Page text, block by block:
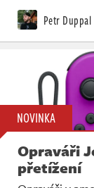
Petr Duppal
NOVINKA
Opraváři
přetížení